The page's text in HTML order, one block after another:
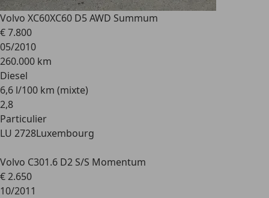
Volvo XC60XC60 D5 AWD Summum
€ 7.800
05/2010
260.000 km
Diesel
6,6 l/100 km (mixte)
2,8
Particulier
LU 2728Luxembourg
Volvo C301.6 D2 S/S Momentum
€ 2.650
10/2011